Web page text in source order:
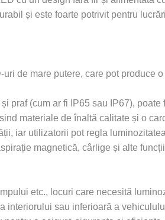
și este foarte potrivit pentru
de mare putere, care pot produce
praf (cum ar fi IP65 sau IP67),
materiale de înaltă calitate și o
iar utilizatorii pot regla
magnetică, cârlige și alte
etc., locuri care necesită
interiorului sau inferioară a